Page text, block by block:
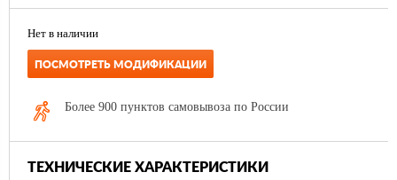
Нет в наличии
ПОСМОТРЕТЬ МОДИФИКАЦИИ
Более 900 пунктов самовывоза по России
ТЕХНИЧЕСКИЕ ХАРАКТЕРИСТИКИ